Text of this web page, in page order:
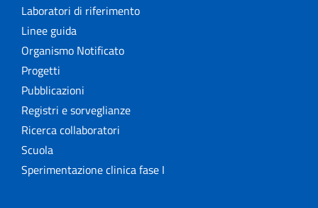
Laboratori di riferimento
Linee guida
Organismo Notificato
Progetti
Pubblicazioni
Registri e sorveglianze
Ricerca collaboratori
Scuola
Sperimentazione clinica fase I